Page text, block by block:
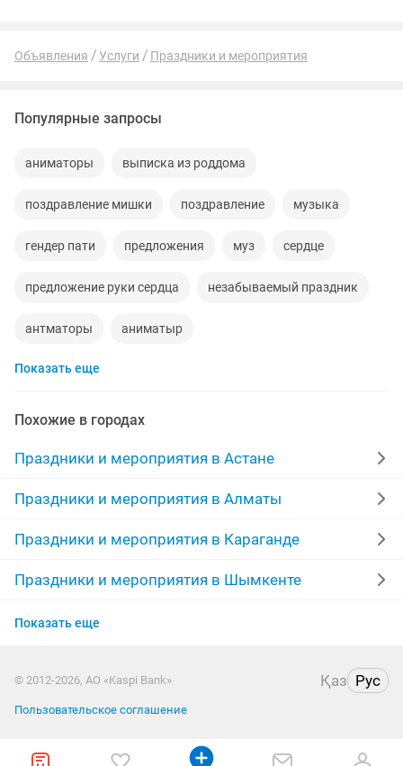
Объявления Услуги Праздники и мероприятия
Популярные запросы
аниматоры выписка из роддома
поздравление мишки поздравление музыка
гендер пати предложения муз сердце
предложение руки сердца незабываемый праздник
антматоры аниматыр
поздравление белого мишки
тату тамада караганда обереги
баллон айгерим зона отдыха
вязаные игрушки
Показать еще
Похожие в городах
Праздники и мероприятия в Астане
Праздники и мероприятия в Алматы
Праздники и мероприятия в Караганде
Праздники и мероприятия в Шымкенте
Праздники и мероприятия в Усть-Каменогорске
Праздники и мероприятия в Костанае
Праздники и мероприятия в Павлодаре
Показать еще
© 2012-2026, АО «Kaspi Bank» Қаз Рус
Пользовательское соглашение